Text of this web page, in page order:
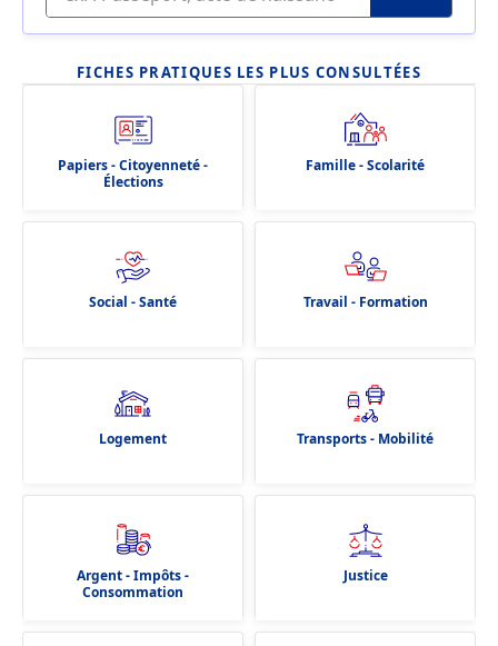
FICHES PRATIQUES LES PLUS CONSULTÉES
Papiers - Citoyenneté -
Élections
Famille - Scolarité
Social - Santé Travail - Formation
Logement Transports - Mobilité
Argent - Impôts -
Consommation
Justice